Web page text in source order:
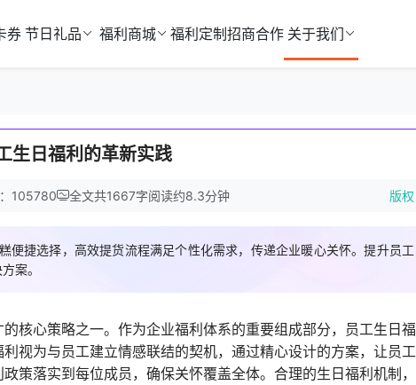
券 节日礼品 福利商城 福利定制 招商合作 关于我们
生日福利的革新实践
105780 全文共1667字阅读约8.3分钟 版权
捷选择，高效提货流程满足个性化需求，传递企业暖心关怀。提升员工
案。
核心策略之一。作为企业福利体系的重要组成部分，员工生日福
视为与员工建立情感联结的契机，通过精心设计的方案，让员工
策落实到每位成员，确保关怀覆盖全体。合理的生日福利机制，